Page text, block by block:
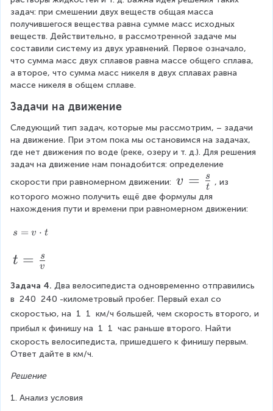
с
п
л
а
в
а
\
2
=
2
5
\
%
\
п
л
а
а
3
e
n
{
c
a
s
s
0
}
=
\f
r
a
{
1
}
{
1
}
=
1
1
0
0
}
=
\f
r
a
c
{
3
}
{
1
0
}
=
0,
3
}
{
1
0
0
=
\f
r
a
c
{
2
5
{
1
0
0
}
=
2
5
\
c
d
o
t
2
0
0
\
e
n
d
{
c
s
e
s
y
=
5
0
\
e
n
d
{
a
s
e
s
(
2
0
0
-
y
)
0
3
y
=
5
0
\
e
d
c
a
e
s
}
\
2
0
-
0
,
1
y
+
,
3
y
=
0
\
e
d
c
s
e
s
-
y
\
\
0
,
2
=
3
0
\
e
n
d
{
c
s
s
}
=
5
0
\
\
y
=
1
5
\
e
n
d
a
s
s
1
0
0
задач: при смешении двух веществ общая масса
получившегося вещества равна сумме масс исходных
веществ. Действительно, в рассмотренной задаче мы
составили систему из двух уравнений. Первое означало,
что сумма масс двух сплавов равна массе общего сплава,
а второе, что сумма масс никеля в двух сплавах равна
массе никеля в общем сплаве.
Задачи на движение
Следующий тип задач, которые мы рассмотрим, – задачи
на движение. При этом пока мы остановимся на задачах,
где нет движения по воде (реке, озеру и т. д.). Для решения
задач на движение нам понадобится: определение
скорости при равномерном движении: v
=
\f
{
s
}
{
v = t
s
, из
которого можно получить ещё две формулы для
нахождения пути и времени при равномерном движении:
s
v
c
o
t
t
s = v ⋅ t
t
\f
r
a
c
{
s
}
t = v
s
Задача 4. Два велосипедиста одновременно отправились
в 240 240 -километровый пробег. Первый ехал со
скоростью, на 1 1 км/ч большей, чем скорость второго, и
прибыл к финишу на 1 1 час раньше второго. Найти
скорость велосипедиста, пришедшего к финишу первым.
Ответ дайте в км/ч.
Решение
1. Анализ условия